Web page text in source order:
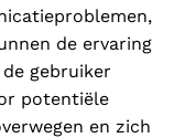
de ervaring
gebruiker
potentiële
en zich